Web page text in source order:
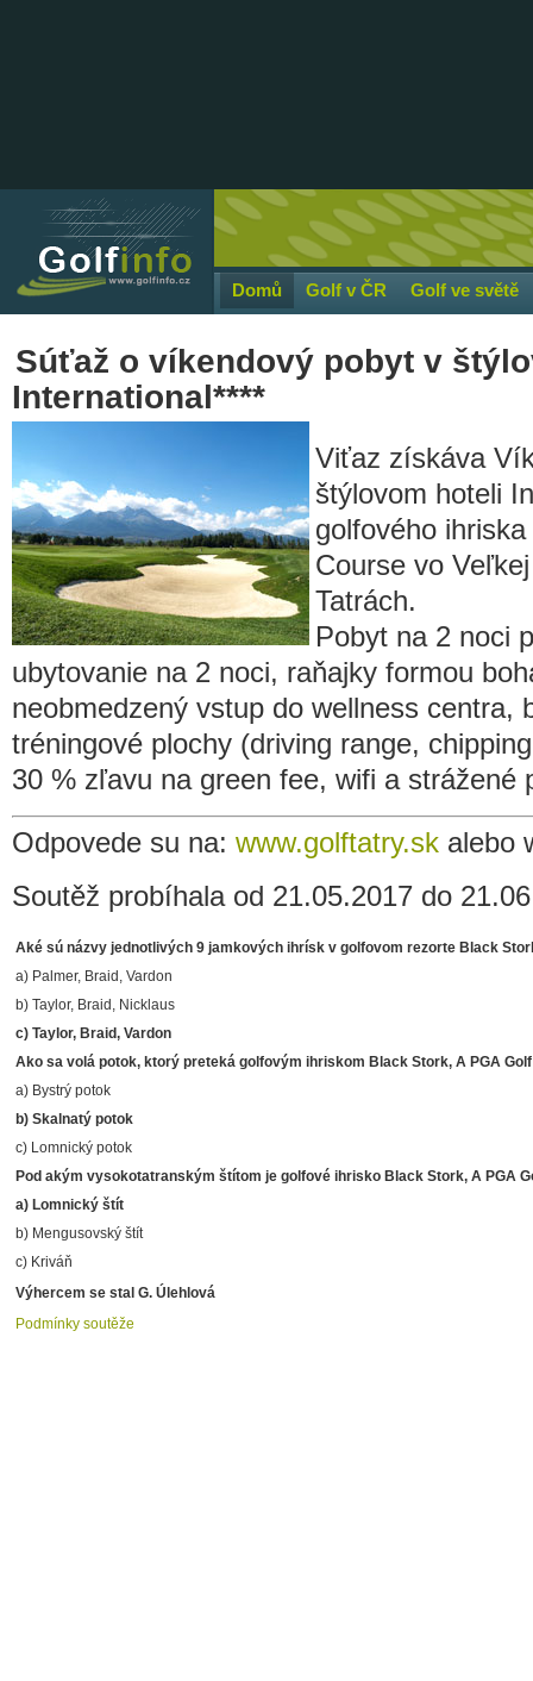
Domů Golf v ČR Golf ve světě
Súťaž o víkendový pobyt v
International****
Viťaz získáva
štýlovom hoteli
golfového
Course vo
Tatrách.
Pobyt na 2 noci
ubytovanie na 2 noci, raňajky formou
neobmedzený vstup do wellness centra,
tréningové plochy (driving range,
30 % zľavu na green fee, wifi a strážené
Odpovede su na: www.golftatry.sk alebo
Soutěž probíhala od 21.05.2017 do
Aké sú názvy jednotlivých 9 jamkových ihrísk v golfovom rezorte Black
a) Palmer, Braid, Vardon
b) Taylor, Braid, Nicklaus
c) Taylor, Braid, Vardon
Ako sa volá potok, ktorý preteká golfovým ihriskom Black Stork, A PGA
a) Bystrý potok
b) Skalnatý potok
c) Lomnický potok
Pod akým vysokotatranským štítom je golfové ihrisko Black Stork, A PGA
a) Lomnický štít
b) Mengusovský štít
c) Kriváň
Výhercem se stal G. Úlehlová
Podmínky soutěže